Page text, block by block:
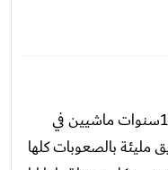
حلمت اني انا وبنتي ابصغيرة عمرها 10سنوات ماشيين في
مليئة بالصعوبات كلها